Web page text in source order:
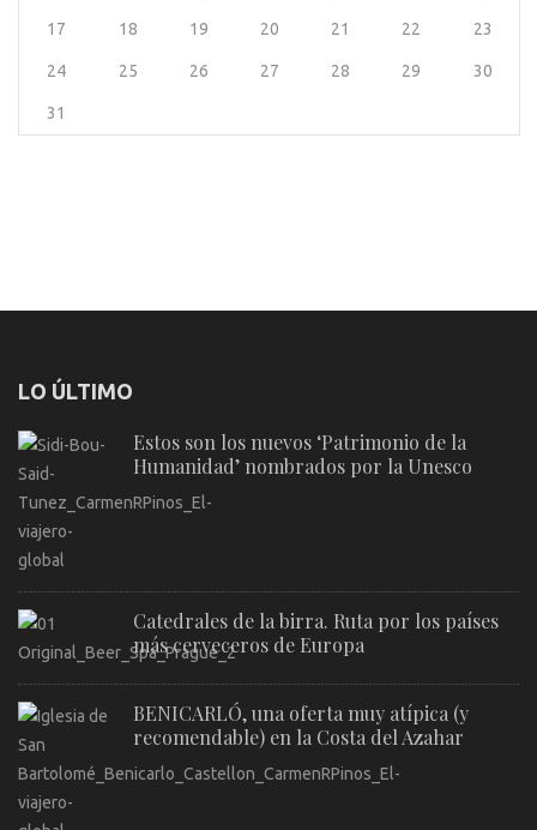
17 18 19 20 21 22 23
24 25 26 27 28 29 30
31
LO ÚLTIMO
Estos son los nuevos ‘Patrimonio de la
Humanidad’ nombrados por la Unesco
Catedrales de la birra. Ruta por los países
más cerveceros de Europa
BENICARLÓ, una oferta muy atípica (y
recomendable) en la Costa del Azahar